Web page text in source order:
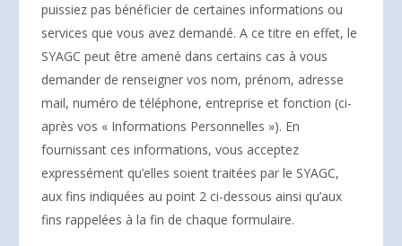
puissiez pas bénéficier de certaines informations ou
services que vous avez demandé. A ce titre en effet, le
SYAGC peut être amené dans certains cas à vous
demander de renseigner vos nom, prénom, adresse
mail, numéro de téléphone, entreprise et fonction (ci-
après vos « Informations Personnelles »). En
fournissant ces informations, vous acceptez
expressément qu’elles soient traitées par le SYAGC,
aux fins indiquées au point 2 ci-dessous ainsi qu’aux
fins rappelées à la fin de chaque formulaire.